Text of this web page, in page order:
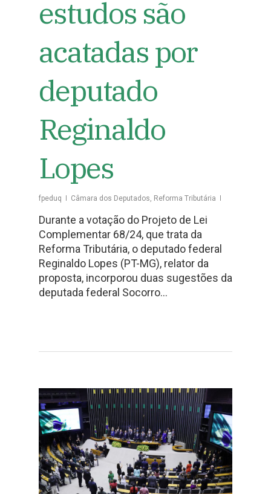
estudos são
acatadas por
deputado
Reginaldo
Lopes
fpeduq Câmara dos Deputados Reforma Tributária
Durante a votação do Projeto de Lei
Complementar 68/24, que trata da
Reforma Tributária, o deputado federal
Reginaldo Lopes (PT-MG), relator da
proposta, incorporou duas sugestões da
deputada federal Socorro…